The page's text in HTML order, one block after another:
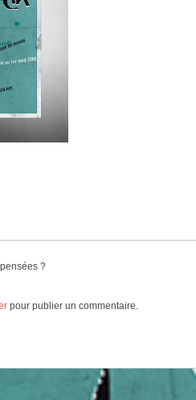
?
pour publier un commentaire.